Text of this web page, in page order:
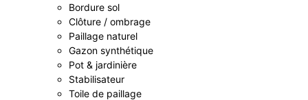
Bordure sol
Clôture / ombrage
Paillage naturel
Gazon synthétique
Pot & jardinière
Stabilisateur
Toile de paillage